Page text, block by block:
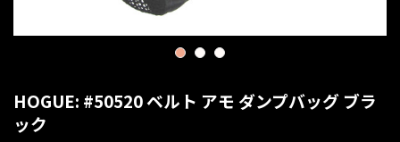
1 2 3
HOGUE: #50520 ベルト アモ ダンプバッグ ブラ
ック